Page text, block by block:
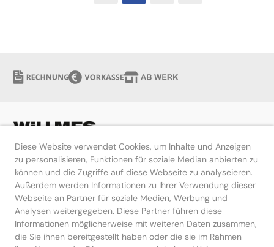
Diese Website verwendet Cookies, um Inhalte und Anzeigen
zu personalisieren, Funktionen für soziale Median anbierten zu
können und die Zugriffe auf diese Webseite zu analyseieren.
Außerdem werden Informationen zu Ihrer Verwendung dieser
Webseite an Partner für soziale Medien, Werbung und
Analysen weitergegeben. Diese Partner führen diese
Informationen möglicherweise mit weiteren Daten zusammen,
die Sie ihnen bereitgestellt haben oder die sie im Rahmen
Hilfe
Kontakt